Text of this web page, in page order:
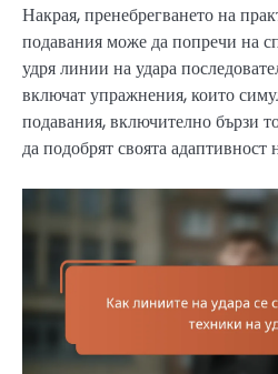
Накрая, пренебрегването на
подавания може да попречи на
удря линии на удара
включат упражнения, които
подавания, включително бързи
да подобрят своята адаптивност